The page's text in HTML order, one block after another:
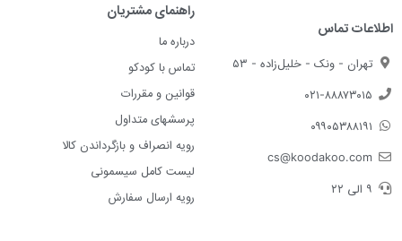
اطلاعات تماس
تهران - ونک - خلیل‌زاده - ۵۳
۰۲۱-۸۸۸۷۳۰۱۵
۰۹۹۰۵۳۸۸۱۹۱
cs@koodakoo.com
۹ الی ۲۲
راهنمای مشتریان
درباره ما
تماس با کودکو
قوانین و مقررات
پرسشهای متداول
رویه انصراف و بازگرداندن کالا
لیست کامل سیسمونی
رویه ارسال سفارش